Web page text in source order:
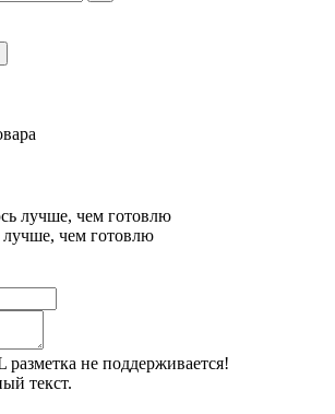
чем готовлю
разметка не поддерживается!
текст.